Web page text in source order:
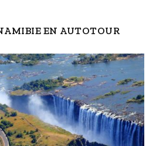
EN AUTOTOUR